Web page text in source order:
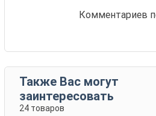
Комментариев
Также Вас могут
заинтересовать
24 товаров